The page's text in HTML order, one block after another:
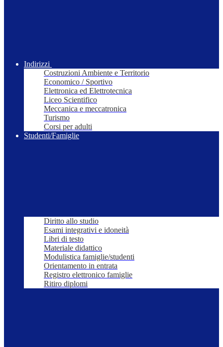
Indirizzi
Costruzioni Ambiente e Territorio
Economico / Sportivo
Elettronica ed Elettrotecnica
Liceo Scientifico
Meccanica e meccatronica
Turismo
Corsi per adulti
Studenti/Famiglie
Diritto allo studio
Esami integrativi e idoneità
Libri di testo
Materiale didattico
Modulistica famiglie/studenti
Orientamento in entrata
Registro elettronico famiglie
Ritiro diplomi